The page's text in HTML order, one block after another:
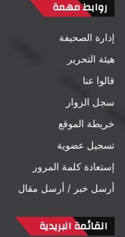
روابط مهمة
إدارة الصحيفة
هيئة التحرير
قالوا عنا
سجل الزوار
خريطة الموقع
تسجيل عضوية
إستعادة كلمة المرور
أرسل خبر / أرسل مقال
القائمة البريدية